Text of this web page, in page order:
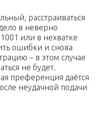
расстраиваться
в неверно
или в нехватке
ошибки и снова
– в этом случае
не будет.
преференция даётся
неудачной подачи